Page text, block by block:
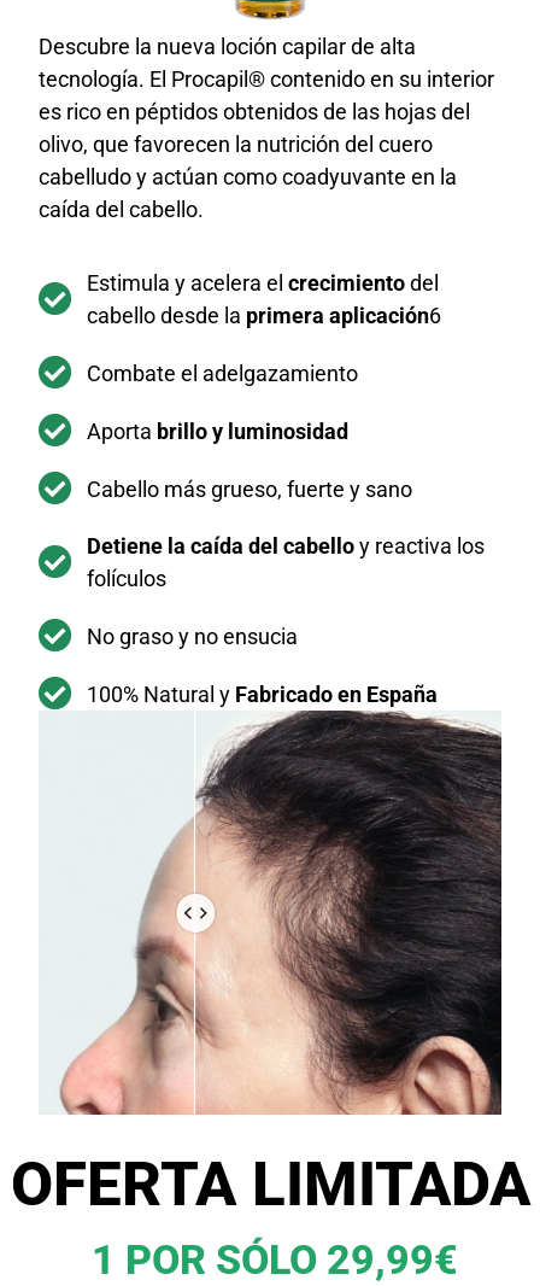
Descubre la nueva loción capilar de alta
tecnología. El Procapil® contenido en su interior
es rico en péptidos obtenidos de las hojas del
olivo, que favorecen la nutrición del cuero
cabelludo y actúan como coadyuvante en la
caída del cabello.
Estimula y acelera el crecimientodel
cabello desde la primera aplicación6
Combate el adelgazamiento
Aporta brillo y luminosidad
Cabello más grueso, fuerte y sano
Detiene la caída del cabelloy reactiva los
folículos
No graso y no ensucia
100% Natural y Fabricado en España
OFERTA LIMITADA
1 POR SÓLO 29,99€